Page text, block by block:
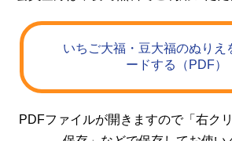
いちご大福・豆大福のぬりえ
ードする（PDF）
PDFファイルが開きますので「右ク